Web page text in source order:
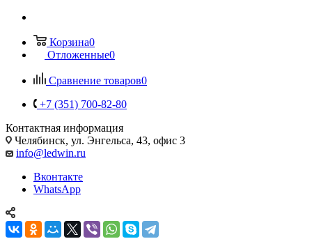
Корзина0
Отложенные0
Сравнение товаров0
+7 (351) 700-82-80
Контактная информация
Челябинск, ул. Энгельса, 43, офис 3
info@ledwin.ru
Вконтакте
WhatsApp